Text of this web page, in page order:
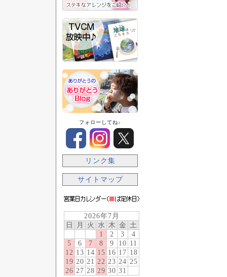
フォローしてね♪
リンク集
サイトマップ
2026年7月
日
月 火 水 木 金 土
1
2 3
4
5
6 7 8 9 10 11
12 13 14 15 16 17 18
19 20 21 22 23 24 25
26 27 28 29 30 31